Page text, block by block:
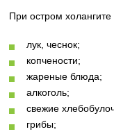
При остром
лук, чеснок;
копчености;
жареные блюда;
алкоголь;
свежие
грибы;